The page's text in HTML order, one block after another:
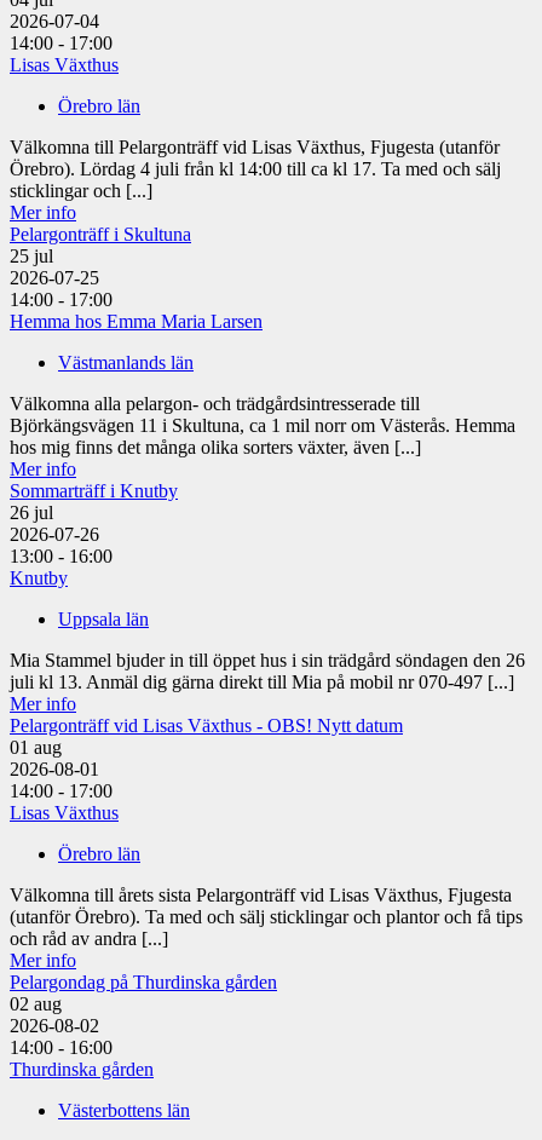
2026-07-04
14:00 - 17:00
Lisas Växthus
Örebro län
Välkomna till Pelargonträff vid Lisas Växthus, Fjugesta (utanför
Örebro). Lördag 4 juli från kl 14:00 till ca kl 17. Ta med och sälj
sticklingar och [...]
Mer info
Pelargonträff i Skultuna
25 jul
2026-07-25
14:00 - 17:00
Hemma hos Emma Maria Larsen
Västmanlands län
Välkomna alla pelargon- och trädgårdsintresserade till
Björkängsvägen 11 i Skultuna, ca 1 mil norr om Västerås. Hemma
hos mig finns det många olika sorters växter, även [...]
Mer info
Sommarträff i Knutby
26 jul
2026-07-26
13:00 - 16:00
Knutby
Uppsala län
Mia Stammel bjuder in till öppet hus i sin trädgård söndagen den 26
juli kl 13. Anmäl dig gärna direkt till Mia på mobil nr 070-497 [...]
Mer info
Pelargonträff vid Lisas Växthus - OBS! Nytt datum
01 aug
2026-08-01
14:00 - 17:00
Lisas Växthus
Örebro län
Välkomna till årets sista Pelargonträff vid Lisas Växthus, Fjugesta
(utanför Örebro). Ta med och sälj sticklingar och plantor och få tips
och råd av andra [...]
Mer info
Pelargondag på Thurdinska gården
02 aug
2026-08-02
14:00 - 16:00
Thurdinska gården
Västerbottens län